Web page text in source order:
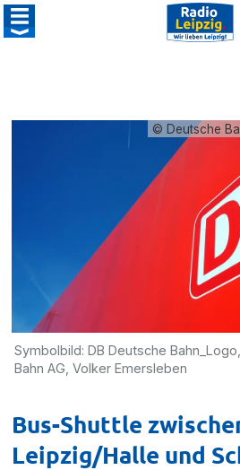
© Deutsche
Symbolbild: DB Deutsche
Bahn AG, Volker Emersleben
Bus-Shuttle
Leipzig/Halle und